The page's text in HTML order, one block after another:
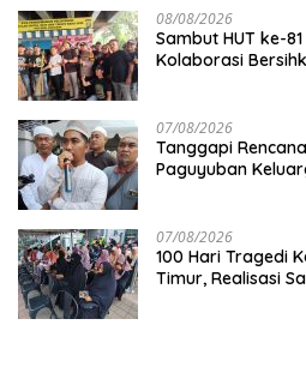
08/08/2026
Sambut HUT ke-
Kolaborasi
07/08/2026
Tanggapi
Paguyuban
07/08/2026
100 Hari Tragedi
Timur, Realisasi